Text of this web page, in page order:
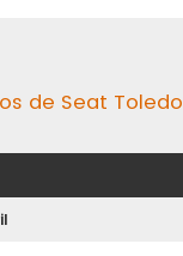
de Seat Toledo